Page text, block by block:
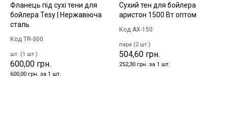
Фланець під сухі тени для
бойлера Tesy | Нержавіюча
сталь
Код TR-300
шт. (1 шт.)
600,00 грн.
600,00 грн. за 1 шт.
Сухий тен для бойлера
аристон 1500 Вт оптом
Код AX-150
пара (2 шт.)
504,60 грн.
252,30 грн. за 1 шт.